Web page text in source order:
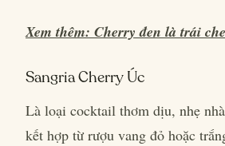
Xem thêm: Cherry đen là trái
Sangria Cherry Úc
Là loại cocktail thơm dịu, nhẹ
kết hợp từ rượu vang đỏ hoặc